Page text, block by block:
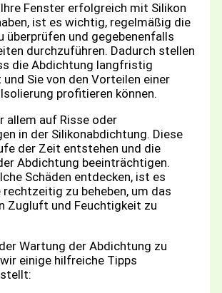
Fenster erfolgreich mit Silikon
ist es wichtig, regelmäßig die
überprüfen und gegebenenfalls
durchzuführen. Dadurch stellen
die Abdichtung langfristig
Sie von den Vorteilen einer
profitieren können.
allem auf Risse oder
in der Silikonabdichtung. Diese
der Zeit entstehen und die
Abdichtung beeinträchtigen.
Schäden entdecken, ist es
zu beheben, um das
Zugluft und Feuchtigkeit zu
Wartung der Abdichtung zu
einige hilfreiche Tipps